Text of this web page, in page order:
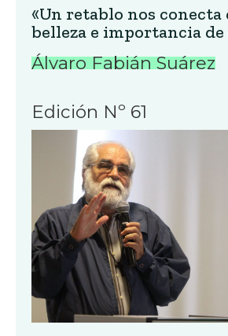
«Un retablo nos conecta
belleza e importancia de
Álvaro Fabián Suárez
Edición Nº 61